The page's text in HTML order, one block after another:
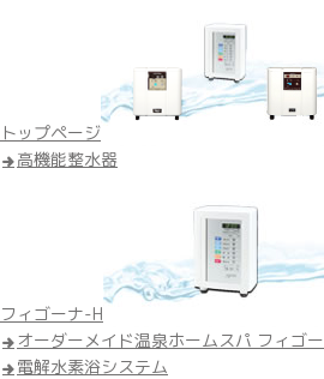
トップページ
高機能整水器
フィゴーナ-H
オーダーメイド温泉ホームスパ フィゴ
電解水素浴システム